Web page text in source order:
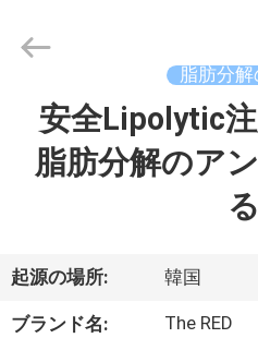
品
2026
Jinan
Trading
Reserved.
脂肪分
安全Lipolytic
脂肪分解のア
る
起源の場所: 韓国
ブランド名: The RED